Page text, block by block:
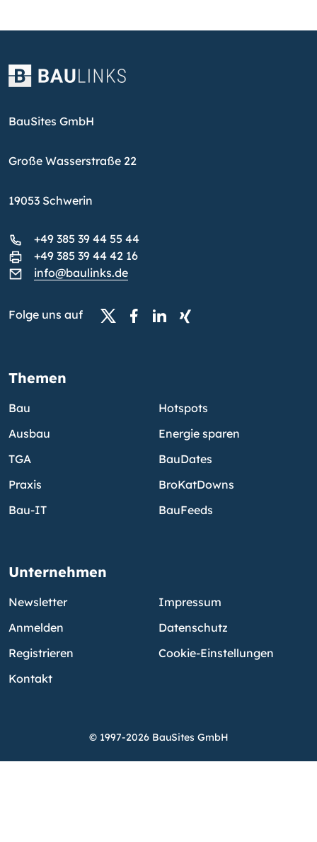
BauSites GmbH
Große Wasserstraße 22
19053 Schwerin
+49 385 39 44 55 44
+49 385 39 44 42 16
info@baulinks.de
Folge uns auf
Themen
Bau
Ausbau
TGA
Praxis
Bau-IT
Hotspots
Energie sparen
BauDates
BroKatDowns
BauFeeds
Unternehmen
Newsletter
Anmelden
Registrieren
Kontakt
Impressum
Datenschutz
Cookie-Einstellungen
© 1997-2026 BauSites GmbH